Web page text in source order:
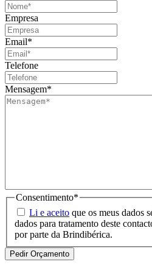
Empresa
Email*
Telefone
Mensagem*
Consentimento*
Li e aceito que os meus dados
dados para tratamento deste
por parte da Brindibérica.